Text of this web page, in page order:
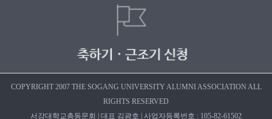
COPYRIGHT 2007 THE SOGANG UNIVERSITY ALUMNI ASSOCIATION ALL
RIGHTS RESERVED
서강대학교총동문회 | 대표 김광호 | 사업자등록번호 : 105-82-61502